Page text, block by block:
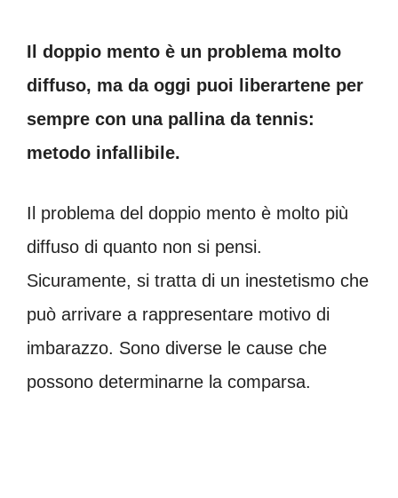
Il doppio mento è un problema molto
diffuso, ma da oggi puoi liberartene per
sempre con una pallina da tennis:
metodo infallibile.
Il problema del doppio mento è molto più
diffuso di quanto non si pensi.
Sicuramente, si tratta di un inestetismo che
può arrivare a rappresentare motivo di
imbarazzo. Sono diverse le cause che
possono determinarne la comparsa.